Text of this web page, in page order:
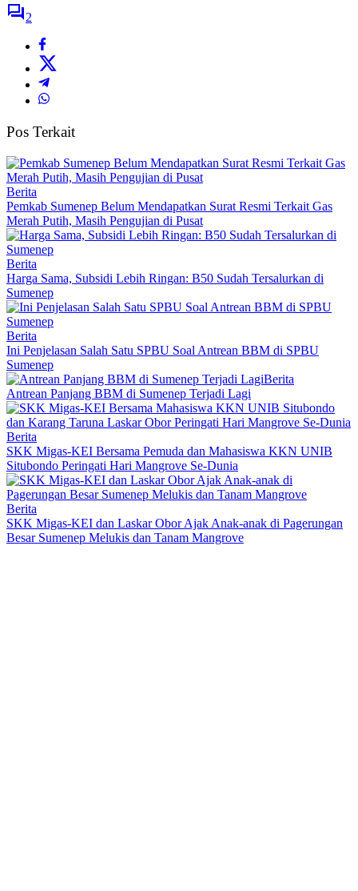
2
Pos Terkait
Berita
Pemkab Sumenep Belum Mendapatkan Surat Resmi Terkait Gas
Merah Putih, Masih Pengujian di Pusat
Berita
Harga Sama, Subsidi Lebih Ringan: B50 Sudah Tersalurkan di
Sumenep
Berita
Ini Penjelasan Salah Satu SPBU Soal Antrean BBM di SPBU
Sumenep
Berita
Antrean Panjang BBM di Sumenep Terjadi Lagi
Berita
SKK Migas-KEI Bersama Pemuda dan Mahasiswa KKN UNIB
Situbondo Peringati Hari Mangrove Se-Dunia
Berita
SKK Migas-KEI dan Laskar Obor Ajak Anak-anak di Pagerungan
Besar Sumenep Melukis dan Tanam Mangrove